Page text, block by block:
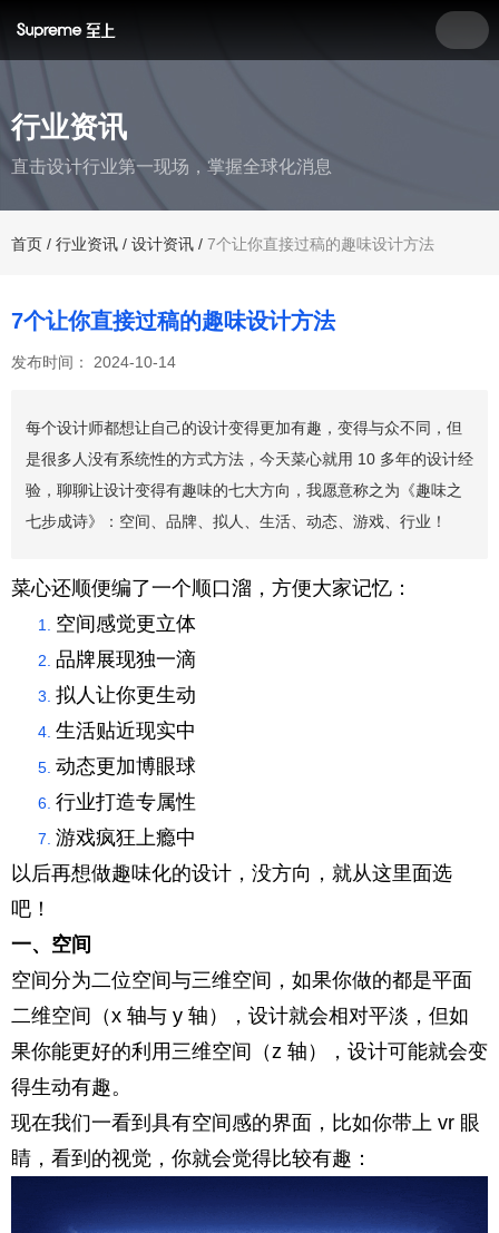
行业资讯
直击设计行业第一现场，掌握全球化消息
首页 / 行业资讯 / 设计资讯 / 7个让你直接过稿的趣味设计方法
7个让你直接过稿的趣味设计方法
发布时间： 2024-10-14
每个设计师都想让自己的设计变得更加有趣，变得与众不同，但
是很多人没有系统性的方式方法，今天菜心就用 10 多年的设计经
验，聊聊让设计变得有趣味的七大方向，我愿意称之为《趣味之
七步成诗》：空间、品牌、拟人、生活、动态、游戏、行业！
菜心还顺便编了一个顺口溜，方便大家记忆：
空间感觉更立体
品牌展现独一滴
拟人让你更生动
生活贴近现实中
动态更加博眼球
行业打造专属性
游戏疯狂上瘾中
以后再想做趣味化的设计，没方向，就从这里面选
吧！
一、空间
空间分为二位空间与三维空间，如果你做的都是平面
二维空间（x 轴与 y 轴），设计就会相对平淡，但如
果你能更好的利用三维空间（z 轴），设计可能就会变
得生动有趣。
现在我们一看到具有空间感的界面，比如你带上 vr 眼
睛，看到的视觉，你就会觉得比较有趣：